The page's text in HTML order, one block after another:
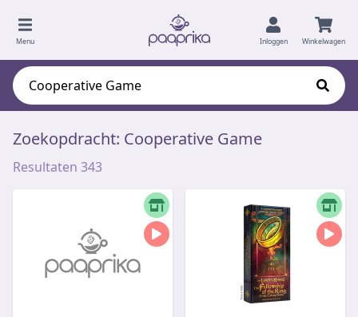
Menu Inloggen Winkelwagen
Zoekopdracht: Cooperative Game
Resultaten 343